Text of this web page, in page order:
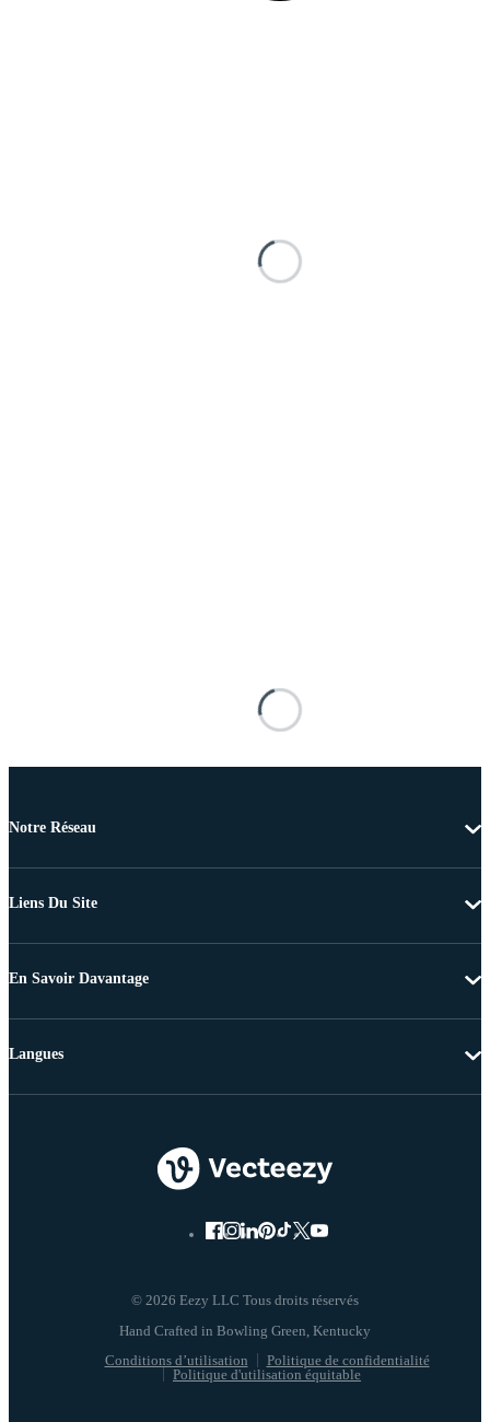
Notre Réseau
Liens Du Site
En Savoir Davantage
© 2026 Eezy LLC Tous droits réservés
Conditions d’utilisation
Politique de confidentialité
Politique d'utilisation équitable
Langues